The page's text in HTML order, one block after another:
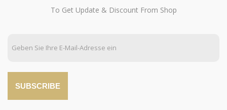
To Get Update & Discount From Shop
SUBSCRIBE